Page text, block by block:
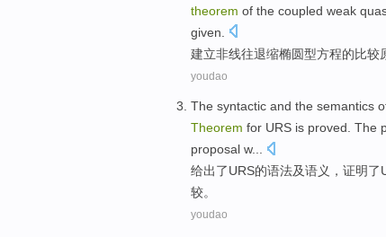
theorem of the coupled weak
given
建立非线往退缩椭圆型方程的比较
youdao
The syntactic and the semantics
Theorem for URS is proved. The
proposal w...
给出了URS的语法及语义 ， 证明了
较。
youdao